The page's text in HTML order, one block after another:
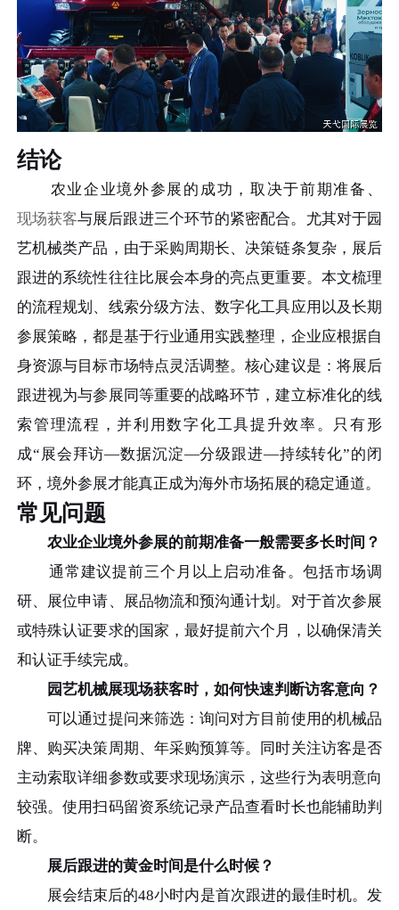
结论
农业企业境外参展的成功，取决于前期准备、
现场获客与展后跟进三个环节的紧密配合。尤其对于园
艺机械类产品，由于采购周期长、决策链条复杂，展后
跟进的系统性往往比展会本身的亮点更重要。本文梳理
的流程规划、线索分级方法、数字化工具应用以及长期
参展策略，都是基于行业通用实践整理，企业应根据自
身资源与目标市场特点灵活调整。核心建议是：将展后
跟进视为与参展同等重要的战略环节，建立标准化的线
索管理流程，并利用数字化工具提升效率。只有形
成“展会拜访—数据沉淀—分级跟进—持续转化”的闭
环，境外参展才能真正成为海外市场拓展的稳定通道。
常见问题
农业企业境外参展的前期准备一般需要多长时间？
通常建议提前三个月以上启动准备。包括市场调
研、展位申请、展品物流和预沟通计划。对于首次参展
或特殊认证要求的国家，最好提前六个月，以确保清关
和认证手续完成。
园艺机械展现场获客时，如何快速判断访客意向？
可以通过提问来筛选：询问对方目前使用的机械品
牌、购买决策周期、年采购预算等。同时关注访客是否
主动索取详细参数或要求现场演示，这些行为表明意向
较强。使用扫码留资系统记录产品查看时长也能辅助判
断。
展后跟进的黄金时间是什么时候？
展会结束后的48小时内是首次跟进的最佳时机。发